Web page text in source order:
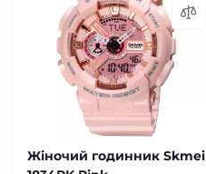
Жіночий годинник Skmei